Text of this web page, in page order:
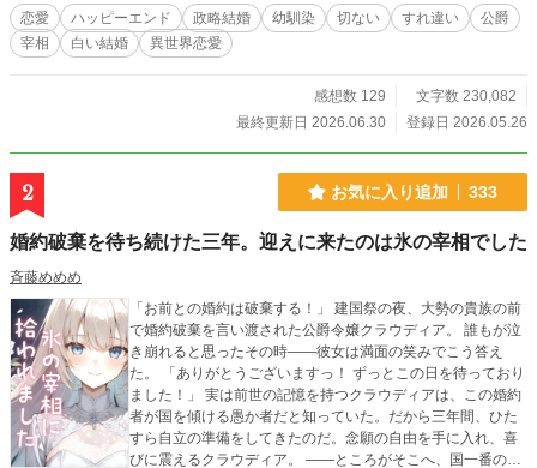
王女との縁談、そして「本命の女性がいる」という声。 結婚
して三年。愛されなくとも、傍にいられればそれで良かっ
た。 けれど、もう――潮時なのかもしれない。セシリアは静
恋愛 ハッピーエンド 政略結婚 幼馴染 切ない すれ違い
公爵
宰相
白い結婚 異世界恋愛
感想数 129
文字数 230,082
最終更新日 2026.06.30
登録日 2026.05.26
2 お気に入り追加 333
婚約破棄を待ち続けた三年。迎えに来たのは氷の宰相でした
斉藤めめめ
「お前との婚約は破棄する！」 建国祭の夜、大勢の貴族の前
で婚約破棄を言い渡された公爵令嬢クラウディア。 誰もが泣
き崩れると思ったその時――彼女は満面の笑みでこう答え
た。 「ありがとうございますっ！ ずっとこの日を待っており
ました！」 実は前世の記憶を持つクラウディアは、この婚約
者が国を傾ける愚か者だと知っていた。だから三年間、ひた
すら自立の準備をしてきたのだ。念願の自由を手に入れ、喜
びに震えるクラウディア。 ――ところがそこへ、国一番の切